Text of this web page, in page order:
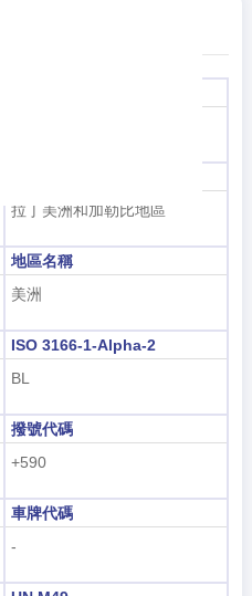
拉丁美洲和加勒比地區
地區名稱
美洲
ISO 3166-1-Alpha-2
BL
撥號代碼
+590
車牌代碼
-